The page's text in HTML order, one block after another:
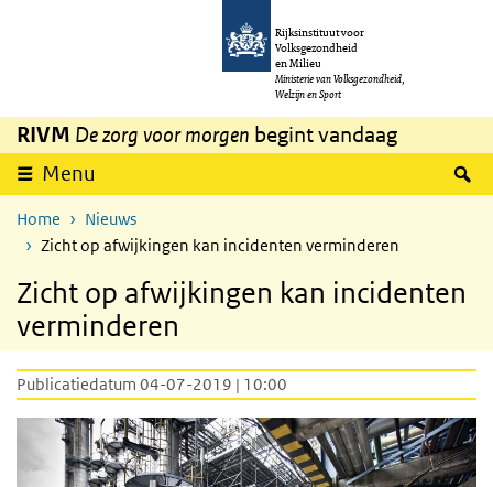
Overslaan en naar de inhoud gaan
Rijksinstituut voor
Volksgezondheid
en Milieu
Ministerie van Volksgezondheid,
Welzijn en Sport
RIVM De zorg voor morgen begint vandaag
Menu
Home
Nieuws
Zicht op afwijkingen kan incidenten verminderen
Zicht op afwijkingen kan incidenten
verminderen
Publicatiedatum 04-07-2019 | 10:00